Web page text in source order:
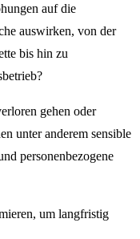
auf die
auswirken, von der
bis hin zu
gehen oder
unter anderem sensible
personenbezogene
um langfristig